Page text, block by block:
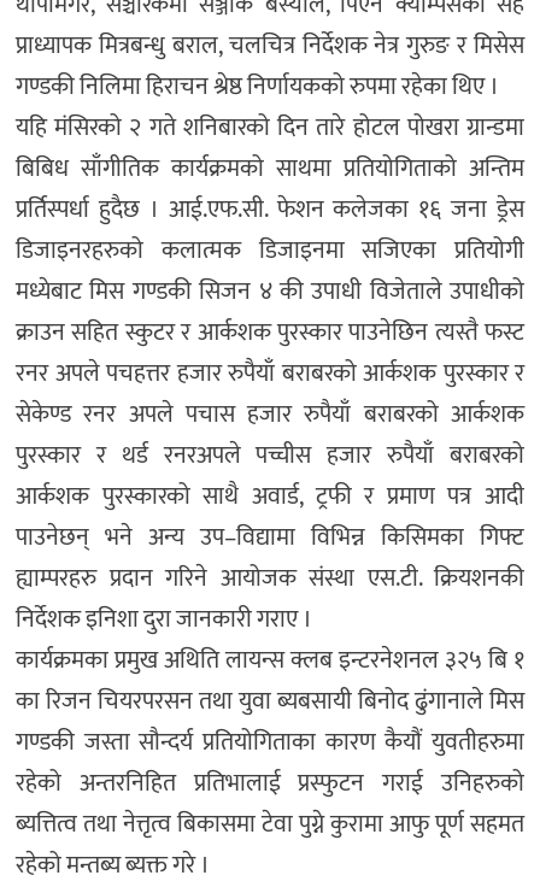
प्राध्यापक मित्रबन्धु बराल, चलचित्र निर्देशक नेत्र गुरुङ र मिसेस
गण्डकी निलिमा हिराचन श्रेष्ठ निर्णायकको रुपमा रहेका थिए ।
यहि मंसिरको २ गते शनिबारको दिन तारे होटल पोखरा ग्रान्डमा
बिबिध साँगीतिक कार्यक्रमको साथमा प्रतियोगिताको अन्तिम
प्रर्तिस्पर्धा हुदैछ । आई.एफ.सी. फेशन कलेजका १६ जना ड्रेस
डिजाइनरहरुको कलात्मक डिजाइनमा सजिएका प्रतियोगी
मध्येबाट मिस गण्डकी सिजन ४ की उपाधी विजेताले उपाधीको
क्राउन सहित स्कुटर र आर्कशक पुरस्कार पाउनेछिन त्यस्तै फस्ट
रनर अपले पचहत्तर हजार रुपैयाँ बराबरको आर्कशक पुरस्कार र
सेकेण्ड रनर अपले पचास हजार रुपैयाँ बराबरको आर्कशक
पुरस्कार र थर्ड रनरअपले पच्चीस हजार रुपैयाँ बराबरको
आर्कशक पुरस्कारको साथै अवार्ड, ट्रफी र प्रमाण पत्र आदी
पाउनेछन् भने अन्य उप–विद्यामा विभिन्न किसिमका गिफ्ट
ह्याम्परहरु प्रदान गरिने आयोजक संस्था एस.टी. क्रियशनकी
निर्देशक इनिशा दुरा जानकारी गराए ।
कार्यक्रमका प्रमुख अथिति लायन्स क्लब इन्टरनेशनल ३२५ बि १
का रिजन चियरपरसन तथा युवा ब्यबसायी बिनोद ढुंगानाले मिस
गण्डकी जस्ता सौन्दर्य प्रतियोगिताका कारण कैयौं युवतीहरुमा
रहेको अन्तरनिहित प्रतिभालाई प्रस्फुटन गराई उनिहरुको
ब्यत्तित्व तथा नेत्तृत्व बिकासमा टेवा पुग्ने कुरामा आफु पूर्ण सहमत
रहेको मन्तब्य ब्यक्त गरे ।